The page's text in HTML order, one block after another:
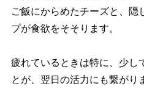
ご飯にからめたチーズと、隠
プが食欲をそそります。
疲れているときは特に、少し
とが、翌日の活力にも繋がり